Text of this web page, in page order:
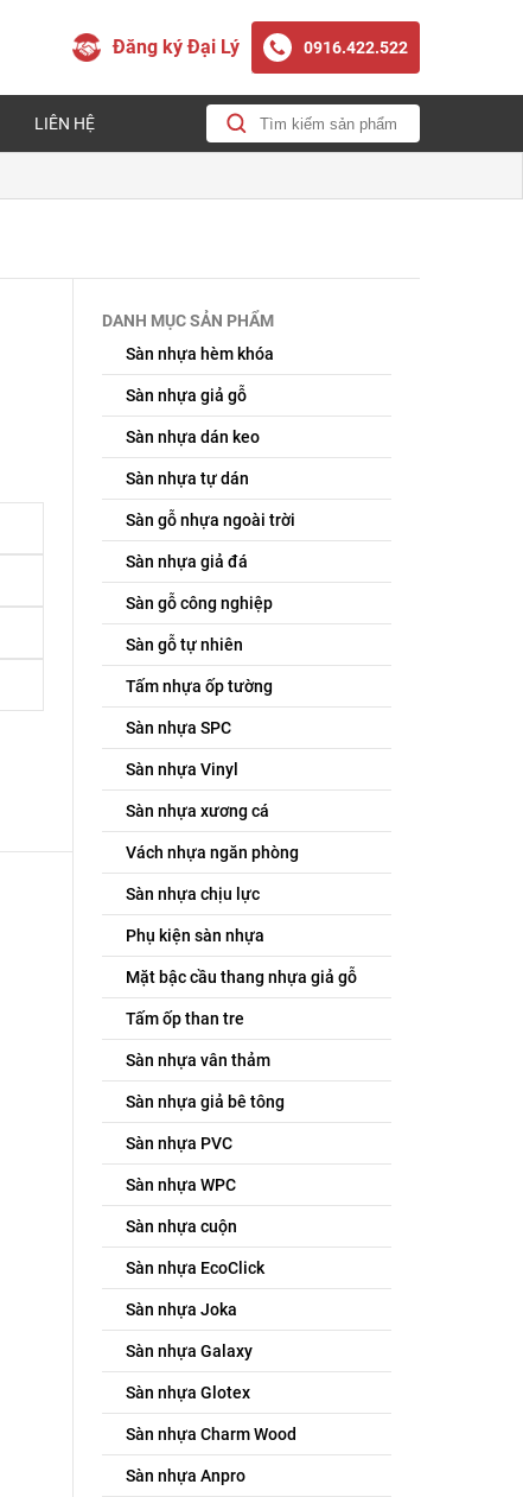
Đăng ký Đại Lý 0916.422.522
LIÊN HỆ
DANH MỤC SẢN PHẨM
Sàn nhựa hèm khóa
Sàn nhựa giả gỗ
Sàn nhựa dán keo
Sàn nhựa tự dán
Sàn gỗ nhựa ngoài trời
Sàn nhựa giả đá
Sàn gỗ công nghiệp
Sàn gỗ tự nhiên
Tấm nhựa ốp tường
Sàn nhựa SPC
Sàn nhựa Vinyl
Sàn nhựa xương cá
Vách nhựa ngăn phòng
Sàn nhựa chịu lực
Phụ kiện sàn nhựa
Mặt bậc cầu thang nhựa giả gỗ
Tấm ốp than tre
Sàn nhựa vân thảm
Sàn nhựa giả bê tông
Sàn nhựa PVC
Sàn nhựa WPC
Sàn nhựa cuộn
Sàn nhựa EcoClick
Sàn nhựa Joka
Sàn nhựa Galaxy
Sàn nhựa Glotex
Sàn nhựa Charm Wood
Sàn nhựa Anpro